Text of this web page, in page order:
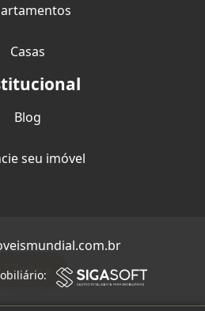
Filtro
Casas
Blog
seu imóvel